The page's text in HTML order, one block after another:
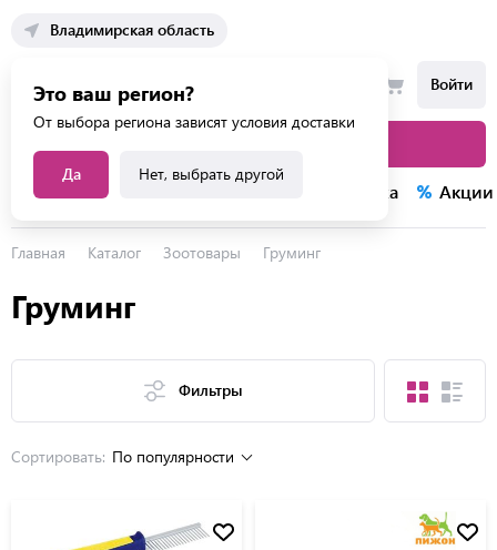
Владимирская область
Это ваш регион?
От выбора региона зависят условия доставки
Да Нет, выбрать другой
Войти
Каталог услуг Распродажа Акции
Главная Каталог Зоотовары Груминг
Груминг
Фильтры
Сортировать: По популярности